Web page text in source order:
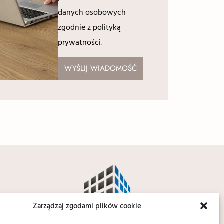
Zarządzaj zgodami plików cookie
danych osobowych
zgodnie z polityką
prywatności.
WYŚLIJ WIADOMOŚĆ